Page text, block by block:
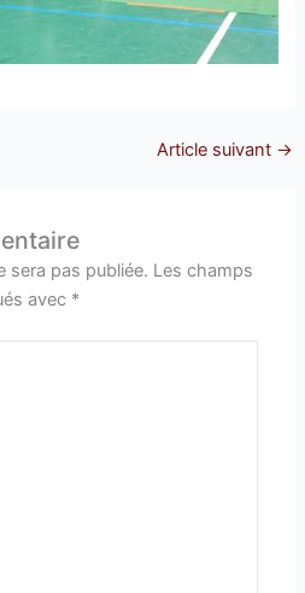
Article suivant →
sera pas publiée. Les champs
avec *